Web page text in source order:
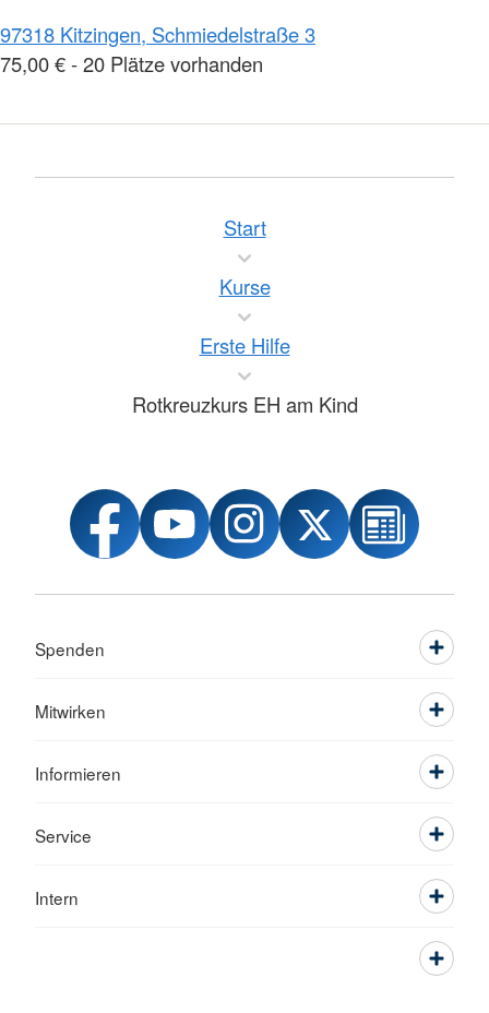
97318 Kitzingen, Schmiedelstraße 3
75,00 € - 20 Plätze vorhanden
Start
Kurse
Erste Hilfe
Rotkreuzkurs EH am Kind
Spenden
Mitwirken
Informieren
Service
Intern